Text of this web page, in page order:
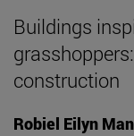
Buildings
construction
Robiel Eilyn